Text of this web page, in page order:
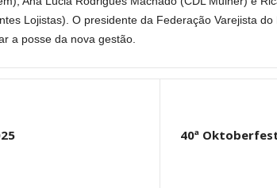
Lojistas). O presidente da Federação Varejista
a posse da nova gestão.
40ª